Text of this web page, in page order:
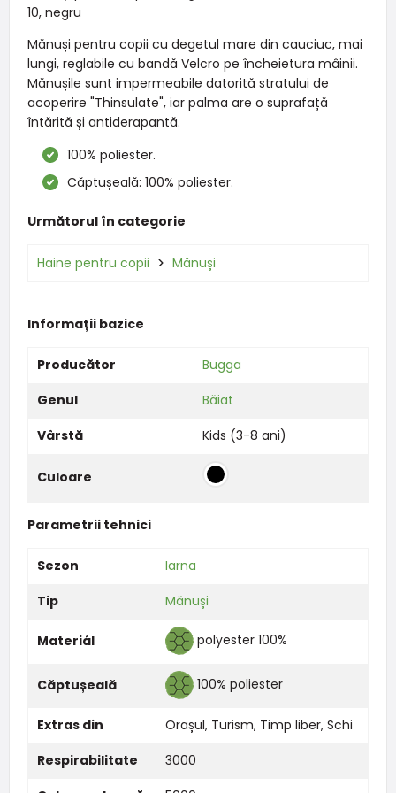
10, negru
Mănuși pentru copii cu degetul mare din cauciuc, mai
lungi, reglabile cu bandă Velcro pe încheietura mâinii.
Mănușile sunt impermeabile datorită stratului de
acoperire "Thinsulate", iar palma are o suprafață
întărită și antiderapantă.
100% poliester.
Căptușeală: 100% poliester.
Următorul în categorie
Haine pentru copii Mănuși
Informații bazice
Producător
Bugga
Genul
Băiat
Vârstă
Kids (3-8 ani)
Culoare
Parametrii tehnici
Sezon
Iarna
Tip
Mănuși
Materiál polyester 100%
Căptușeală 100% poliester
Extras din Orașul, Turism, Timp liber, Schi
Respirabilitate
3000